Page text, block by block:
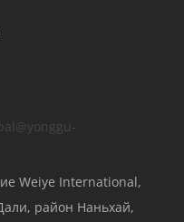
Weiye International,
район Наньхай,